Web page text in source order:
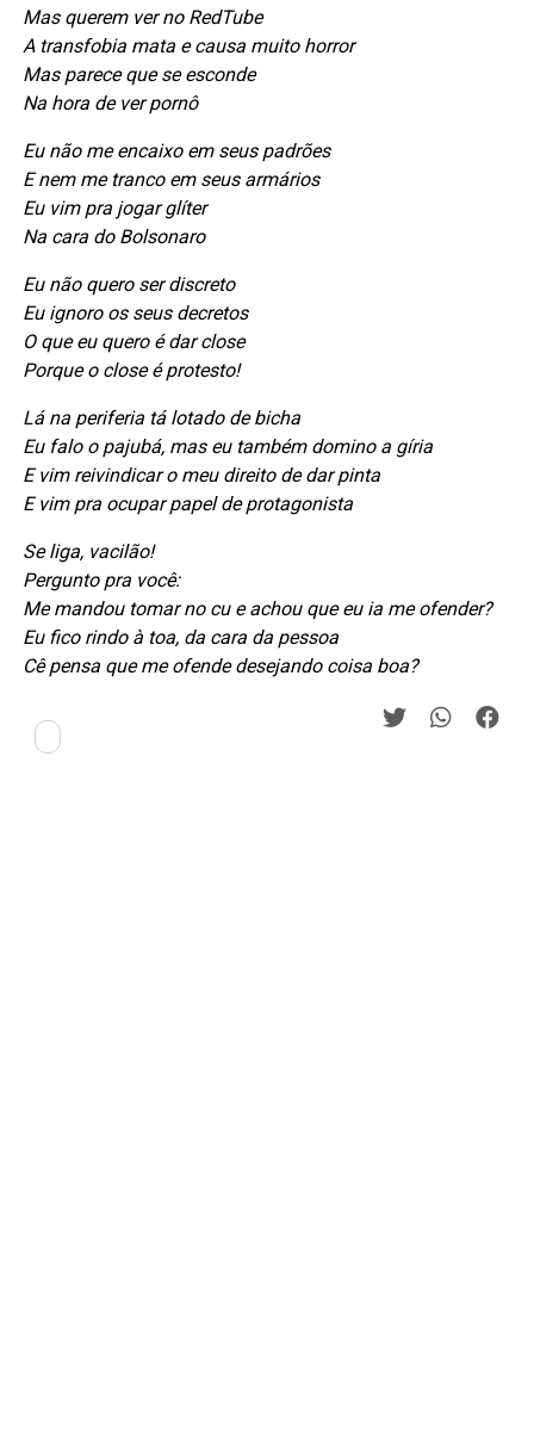
Mas querem ver no RedTube
A transfobia mata e causa muito horror
Mas parece que se esconde
Na hora de ver pornô
Eu não me encaixo em seus padrões
E nem me tranco em seus armários
Eu vim pra jogar glíter
Na cara do Bolsonaro
Eu não quero ser discreto
Eu ignoro os seus decretos
O que eu quero é dar close
Porque o close é protesto!
Lá na periferia tá lotado de bicha
Eu falo o pajubá, mas eu também domino a gíria
E vim reivindicar o meu direito de dar pinta
E vim pra ocupar papel de protagonista
Se liga, vacilão!
Pergunto pra você:
Me mandou tomar no cu e achou que eu ia me ofender?
Eu fico rindo à toa, da cara da pessoa
Cê pensa que me ofende desejando coisa boa?